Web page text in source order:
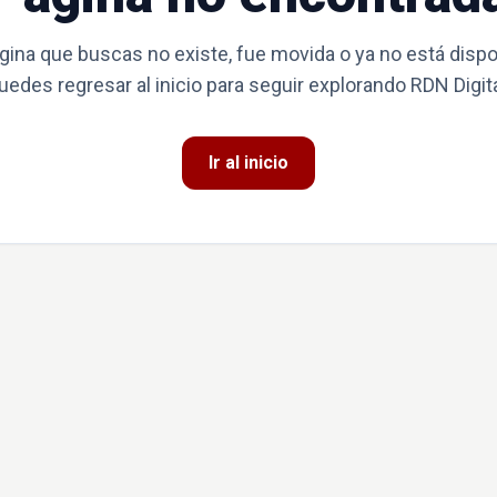
que buscas no existe, fue movida o ya no está
regresar al inicio para seguir explorando RDN
Ir al inicio